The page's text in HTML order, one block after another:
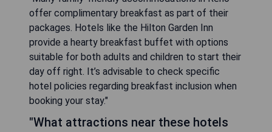
offer complimentary breakfast as part of their
packages. Hotels like the Hilton Garden Inn
provide a hearty breakfast buffet with options
suitable for both adults and children to start their
day off right. It’s advisable to check specific
hotel policies regarding breakfast inclusion when
booking your stay."
"What attractions near these hotels